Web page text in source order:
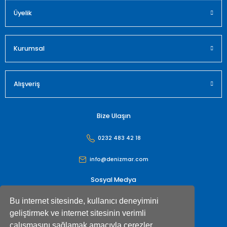
Bu internet sitesinde, kullanıcı deneyimini
geliştirmek ve internet sitesinin verimli
çalışmasını sağlamak amacıyla çerezler
Üyelik
Kurumsal
Alışveriş
Bize Ulaşın
0232 483 42 18
info@denizmar.com
Sosyal Medya